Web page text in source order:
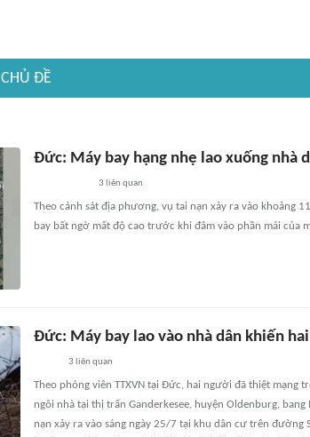
CHỦ ĐỀ
Đức: Máy bay hạng nhẹ lao xuống nhà
3 liên quan
Theo cảnh sát địa phương, vụ tai nạn xảy ra vào khoảng
bay bất ngờ mất độ cao trước khi đâm vào phần mái của
Đức: Máy bay lao vào nhà dân khiến
3 liên quan
Theo phóng viên TTXVN tại Đức, hai người đã thiệt mạng
ngôi nhà tại thị trấn Ganderkesee, huyện Oldenburg,
nạn xảy ra vào sáng ngày 25/7 tại khu dân cư trên đường